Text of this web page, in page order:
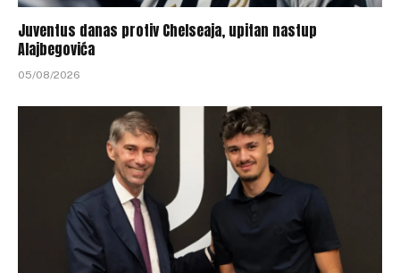
Juventus danas protiv Chelseaja, upitan nastup
Alajbegovića
05/08/2026